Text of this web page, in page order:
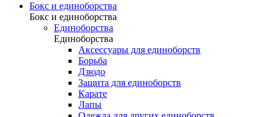
Бокс и единоборства
Бокс и единоборства
Единоборства
Единоборства
Аксессуары для единоборств
Борьба
Дзюдо
Защита для единоборств
Карате
Лапы